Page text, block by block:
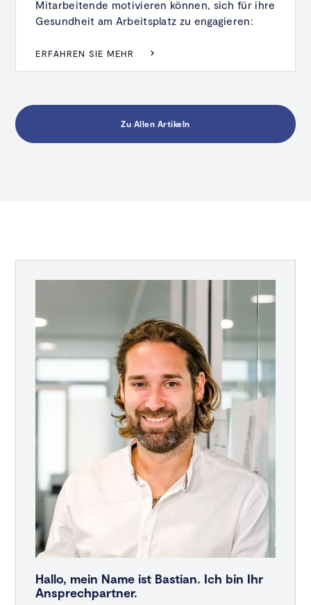
Mitarbeitende motivieren können, sich für ihre
Gesundheit am Arbeitsplatz zu engagieren:
ERFAHREN SIE MEHR
Zu Allen Artikeln
Hallo, mein Name ist Bastian. Ich bin Ihr
Ansprechpartner.